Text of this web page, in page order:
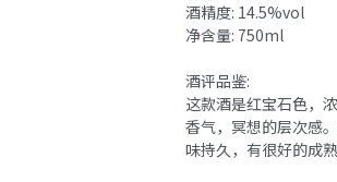
酒精度: 14.5%vol
净含量: 750ml
酒评品鉴:
这款酒是红宝石色，
香气，冥想的层次感
味持久，有很好的成熟